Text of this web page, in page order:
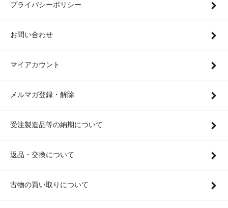
プライバシーポリシー
お問い合わせ
マイアカウント
メルマガ登録・解除
受注製造品等の納期について
返品・交換について
古物の買い取りについて